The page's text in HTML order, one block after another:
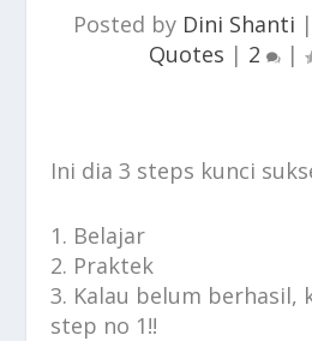
Posted by Dini Shanti |
Quotes | 2 |
Ini dia 3 steps kunci
1. Belajar
2. Praktek
3. Kalau belum berhasil,
step no 1!!